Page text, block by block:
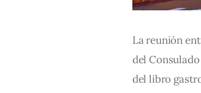
La reunión
del
del libro